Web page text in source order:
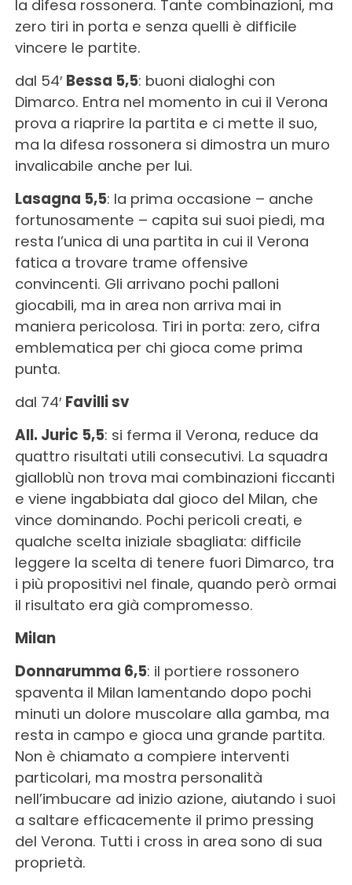
la difesa rossonera. Tante combinazioni, ma
zero tiri in porta e senza quelli è difficile
vincere le partite.
dal 54′ Bessa 5,5: buoni dialoghi con
Dimarco. Entra nel momento in cui il Verona
prova a riaprire la partita e ci mette il suo,
ma la difesa rossonera si dimostra un muro
invalicabile anche per lui.
Lasagna 5,5: la prima occasione – anche
fortunosamente – capita sui suoi piedi, ma
resta l’unica di una partita in cui il Verona
fatica a trovare trame offensive
convincenti. Gli arrivano pochi palloni
giocabili, ma in area non arriva mai in
maniera pericolosa. Tiri in porta: zero, cifra
emblematica per chi gioca come prima
punta.
dal 74′ Favilli sv
All. Juric 5,5: si ferma il Verona, reduce da
quattro risultati utili consecutivi. La squadra
gialloblù non trova mai combinazioni ficcanti
e viene ingabbiata dal gioco del Milan, che
vince dominando. Pochi pericoli creati, e
qualche scelta iniziale sbagliata: difficile
leggere la scelta di tenere fuori Dimarco, tra
i più propositivi nel finale, quando però ormai
il risultato era già compromesso.
Milan
Donnarumma 6,5: il portiere rossonero
spaventa il Milan lamentando dopo pochi
minuti un dolore muscolare alla gamba, ma
resta in campo e gioca una grande partita.
Non è chiamato a compiere interventi
particolari, ma mostra personalità
nell’imbucare ad inizio azione, aiutando i suoi
a saltare efficacemente il primo pressing
del Verona. Tutti i cross in area sono di sua
proprietà.